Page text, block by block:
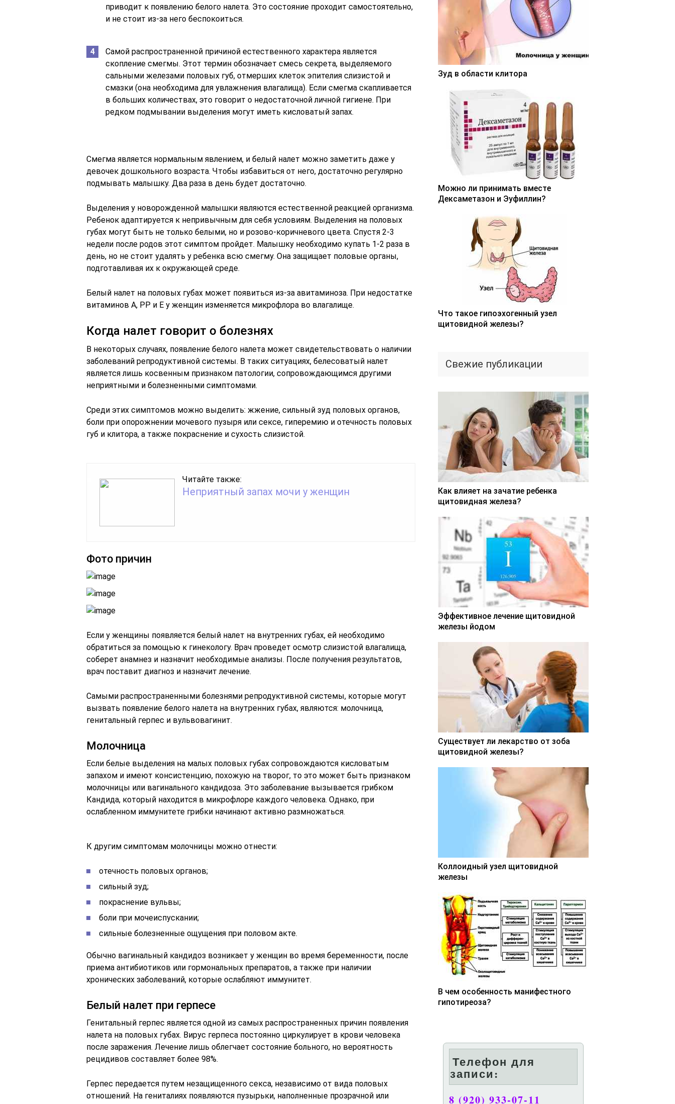
приводит к появлению белого налета. Это состояние проходит самостоятельно,
и не стоит из-за него беспокоиться.
Самой распространенной причиной естественного характера является
скопление смегмы. Этот термин обозначает смесь секрета, выделяемого
сальными железами половых губ, отмерших клеток эпителия слизистой и
смазки (она необходима для увлажнения влагалища). Если смегма скапливается
в больших количествах, это говорит о недостаточной личной гигиене. При
редком подмывании выделения могут иметь кисловатый запах.
Смегма является нормальным явлением, и белый налет можно заметить даже у
девочек дошкольного возраста. Чтобы избавиться от него, достаточно регулярно
подмывать малышку. Два раза в день будет достаточно.
Выделения у новорожденной малышки являются естественной реакцией организма.
Ребенок адаптируется к непривычным для себя условиям. Выделения на половых
губах могут быть не только белыми, но и розово-коричневого цвета. Спустя 2-3
недели после родов этот симптом пройдет. Малышку необходимо купать 1-2 раза в
день, но не стоит удалять у ребенка всю смегму. Она защищает половые органы,
подготавливая их к окружающей среде.
Белый налет на половых губах может появиться из-за авитаминоза. При недостатке
витаминов А, РР и Е у женщин изменяется микрофлора во влагалище.
Когда налет говорит о болезнях
В некоторых случаях, появление белого налета может свидетельствовать о наличии
заболеваний репродуктивной системы. В таких ситуациях, белесоватый налет
является лишь косвенным признаком патологии, сопровождающимся другими
неприятными и болезненными симптомами.
Среди этих симптомов можно выделить: жжение, сильный зуд половых органов,
боли при опорожнении мочевого пузыря или сексе, гиперемию и отечность половых
губ и клитора, а также покраснение и сухость слизистой.
Читайте также:
Неприятный запах мочи у женщин
Фото причин
Если у женщины появляется белый налет на внутренних губах, ей необходимо
обратиться за помощью к гинекологу. Врач проведет осмотр слизистой влагалища,
соберет анамнез и назначит необходимые анализы. После получения результатов,
врач поставит диагноз и назначит лечение.
Самыми распространенными болезнями репродуктивной системы, которые могут
вызвать появление белого налета на внутренних губах, являются: молочница,
генитальный герпес и вульвовагинит.
Молочница
Если белые выделения на малых половых губах сопровождаются кисловатым
запахом и имеют консистенцию, похожую на творог, то это может быть признаком
молочницы или вагинального кандидоза. Это заболевание вызывается грибком
Кандида, который находится в микрофлоре каждого человека. Однако, при
ослабленном иммунитете грибки начинают активно размножаться.
К другим симптомам молочницы можно отнести:
отечность половых органов;
сильный зуд;
покраснение вульвы;
боли при мочеиспускании;
сильные болезненные ощущения при половом акте.
Обычно вагинальный кандидоз возникает у женщин во время беременности, после
приема антибиотиков или гормональных препаратов, а также при наличии
хронических заболеваний, которые ослабляют иммунитет.
Белый налет при герпесе
Генитальный герпес является одной из самых распространенных причин появления
налета на половых губах. Вирус герпеса постоянно циркулирует в крови человека
после заражения. Лечение лишь облегчает состояние больного, но вероятность
рецидивов составляет более 98%.
Герпес передается путем незащищенного секса, независимо от вида половых
отношений. На гениталиях появляются пузырьки, наполненные прозрачной или
Зуд в области клитора
Можно ли принимать вместе
Дексаметазон и Эуфиллин?
Что такое гипоэхогенный узел
щитовидной железы?
Свежие публикации
Как влияет на зачатие ребенка
щитовидная железа?
Эффективное лечение щитовидной
железы йодом
Существует ли лекарство от зоба
щитовидной железы?
Коллоидный узел щитовидной
железы
В чем особенность манифестного
гипотиреоза?
Телефон для
записи:
8 (920) 933-07-11